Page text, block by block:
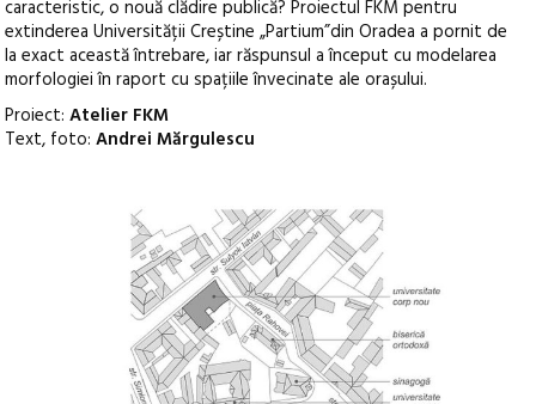
caracteristic, o nouă clădire publică? Proiectul FKM pentru
extinderea Universității Creștine „Partium”din Oradea a pornit de
la exact această întrebare, iar răspunsul a început cu modelarea
morfologiei în raport cu spațiile învecinate ale orașului.
Proiect:Atelier FKM
Text, foto:Andrei Mărgulescu